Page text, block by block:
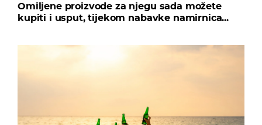
Omiljene proizvode za njegu sada možete
kupiti i usput, tijekom nabavke namirnica...